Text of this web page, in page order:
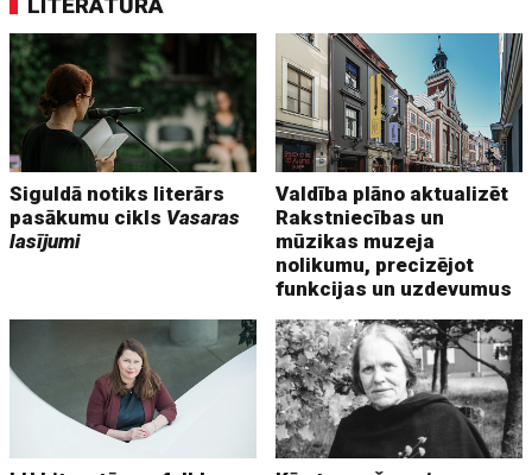
Siguldā notiks literārs
pasākumu cikls Vasaras
lasījumi
Valdība plāno aktualizēt
Rakstniecības un
mūzikas muzeja
nolikumu, precizējot
funkcijas un uzdevumus